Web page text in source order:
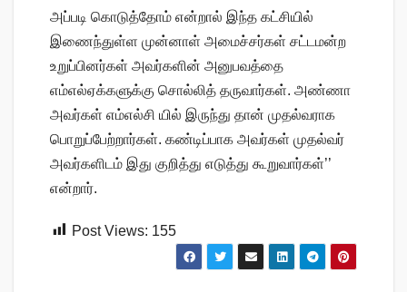
அப்படி கொடுத்தோம் என்றால் இந்த கட்சியில்
இணைந்துள்ள முன்னாள் அமைச்சர்கள் சட்டமன்ற
உறுப்பினர்கள் அவர்களின் அனுபவத்தை
எம்எல்ஏக்களுக்கு சொல்லித் தருவார்கள். அண்ணா
அவர்கள் எம்எல்சி யில் இருந்து தான் முதல்வராக
பொறுப்பேற்றார்கள். கண்டிப்பாக அவர்கள் முதல்வர்
அவர்களிடம் இது குறித்து எடுத்து கூறுவார்கள்’’
என்றார்.
Post Views: 155